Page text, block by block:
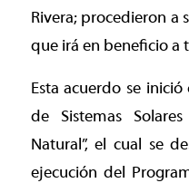
Rivera; procedieron a
que irá en beneficio a
Esta acuerdo se
de Sistemas
Natural”, el cual se
ejecución del